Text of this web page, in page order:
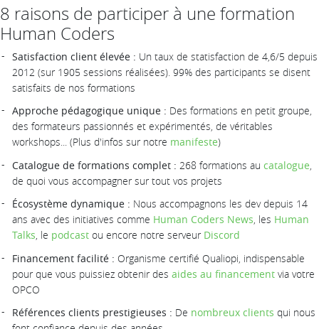
8 raisons de participer à une formation
Human Coders
Satisfaction client élevée : Un taux de statisfaction de 4,6/5 depuis
2012 (sur 1905 sessions réalisées). 99% des participants se disent
satisfaits de nos formations
Approche pédagogique unique : Des formations en petit groupe,
des formateurs passionnés et expérimentés, de véritables
workshops... (Plus d'infos sur notre manifeste)
Catalogue de formations complet : 268 formations au catalogue,
de quoi vous accompagner sur tout vos projets
Écosystème dynamique : Nous accompagnons les dev depuis 14
ans avec des initiatives comme Human Coders News, les Human
Talks, le podcast ou encore notre serveur Discord
Financement facilité : Organisme certifié Qualiopi, indispensable
pour que vous puissiez obtenir des aides au financement via votre
OPCO
Références clients prestigieuses : De nombreux clients qui nous